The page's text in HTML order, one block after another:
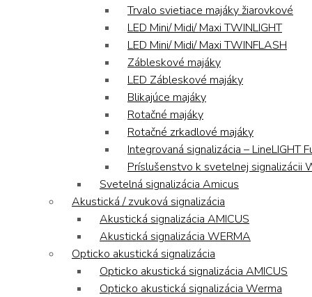
Trvalo svietiace majáky žiarovkové
LED Mini/ Midi/ Maxi TWINLIGHT
LED Mini/ Midi/ Maxi TWINFLASH
Zábleskové majáky
LED Zábleskové majáky
Blikajúce majáky
Rotačné majáky
Rotačné zrkadlové majáky
Integrovaná signalizácia – LineLIGHT
Príslušenstvo k svetelnej signalizácii
Svetelná signalizácia Amicus
Akustická / zvuková signalizácia
Akustická signalizácia AMICUS
Akustická signalizácia WERMA
Opticko akustická signalizácia
Opticko akustická signalizácia AMICUS
Opticko akustická signalizácia Werma